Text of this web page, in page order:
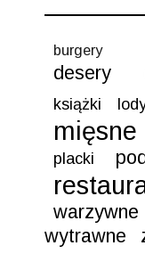
burgery
desery
książki
mięsne
placki
warzywne
wytrawne